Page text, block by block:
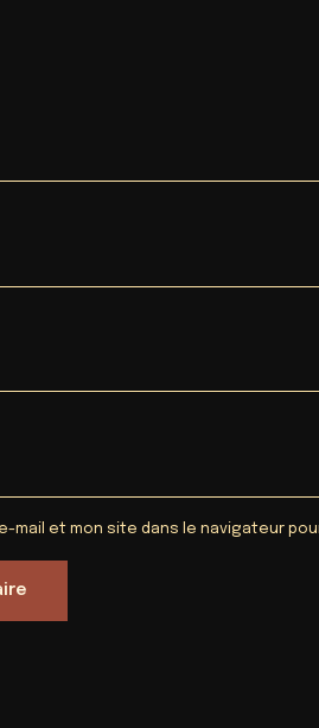
mail et mon site dans le navigateur